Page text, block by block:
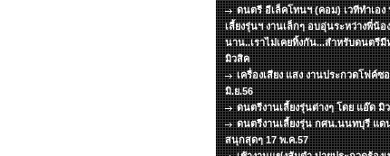
ดนตรี อีเล็คโทนฯ (คอม) เวทีทำเอง
เลี้ยงรุ่นฯ งานเล็กๆ อบอุ่นระหว่างพี่น้อ
นาน..เราไม่เคยทิ้งกัน...สำหรับดนตรี
มิวสิค
เครื่องเสียง แสง งานประกวดโฟค์ซ
มิ.ย.56
ดนตรีงานเลี้ยงรุ่นต่างๆ โดย แอ๊ด มิ
ดนตรีงานเลี้ยงรุ่น กศน.นนทบุรี แด
สนุกสุดๆ 17 พ.ค.57